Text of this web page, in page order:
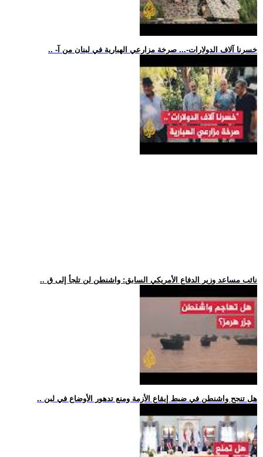
.. -خسرنا آلاف الدولارات-... صرخة مزارعي الهبارية في لبنان من آ
.. نائب مساعد وزير الدفاع الأمريكي السابق: واشنطن لن تلجأ إلى ق
.. هل تنجح واشنطن في ضبط إيقاع الأزمة ومنع تدهور الأوضاع في لبن